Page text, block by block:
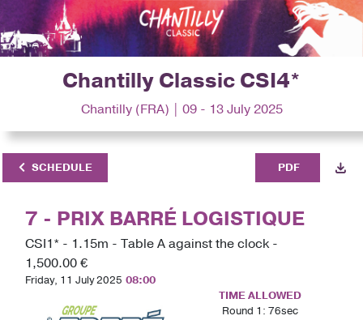
Chantilly Classic CSI4*
Chantilly (FRA) | 09 - 13 July 2025
SCHEDULE PDF
7 - PRIX BARRÉ LOGISTIQUE
CSI1* - 1.15m - Table A against the clock -
1,500.00 €
Friday, 11 July 2025 08:00
TIME ALLOWED
Round 1: 76sec